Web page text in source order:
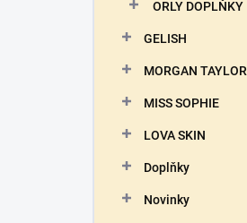
ORLY DOPLŇKY
GELISH
MORGAN TAYLOR
MISS SOPHIE
LOVA SKIN
Doplňky
Novinky